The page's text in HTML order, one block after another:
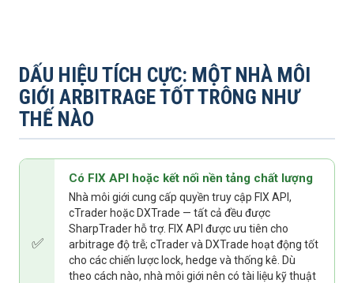
DẤU HIỆU TÍCH CỰC: MỘT NHÀ MÔI
GIỚI ARBITRAGE TỐT TRÔNG NHƯ
THẾ NÀO
✅
Có FIX API hoặc kết nối nền tảng chất lượng
Nhà môi giới cung cấp quyền truy cập FIX API,
cTrader hoặc DXTrade — tất cả đều được
SharpTrader hỗ trợ. FIX API được ưu tiên cho
arbitrage độ trễ; cTrader và DXTrade hoạt động tốt
cho các chiến lược lock, hedge và thống kê. Dù
theo cách nào, nhà môi giới nên có tài liệu kỹ thuật